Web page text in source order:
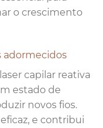
o crescimento
adormecidos
capilar reativa
estado de
novos fios.
e contribui